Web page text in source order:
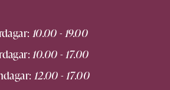
10.00 - 19.00
10.00 - 17.00
12.00 - 17.00